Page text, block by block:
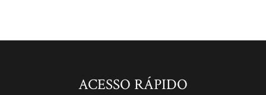
ACESSO RÁPIDO